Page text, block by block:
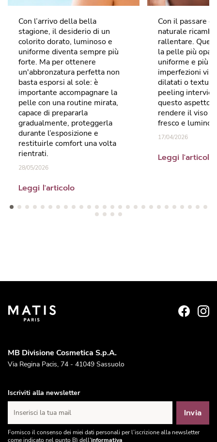
Con l’arrivo della bella
stagione, il desiderio di un
colorito dorato, luminoso e
uniforme diventa sempre più
forte. Ma per ottenere
un'abbronzatura perfetta non
basta esporsi al sole: è
importante accompagnare la
pelle con una routine mirata,
capace di prepararla
gradualmente, proteggerla
durante l’esposizione e
restituirle comfort una volta
rientrati.
28/05/2026
Leggi l'articolo
Con il passare
naturale
rallentare.
la pelle più
uniforme e più
imperfezioni
dilatati o
peeling
questo aspetto,
rendere il viso
fresco e
17/04/2026
Leggi l'articolo
MB Divisione Cosmetica S.p.A.
Via Regina Pacis, 74 - 41049 Sassuolo
Iscriviti alla newsletter
Inserisci la tua mail Invia
Fornisco il consenso dei miei dati personali per l’iscrizione alla newsletter
come indicato nel punto B) dell'informativa